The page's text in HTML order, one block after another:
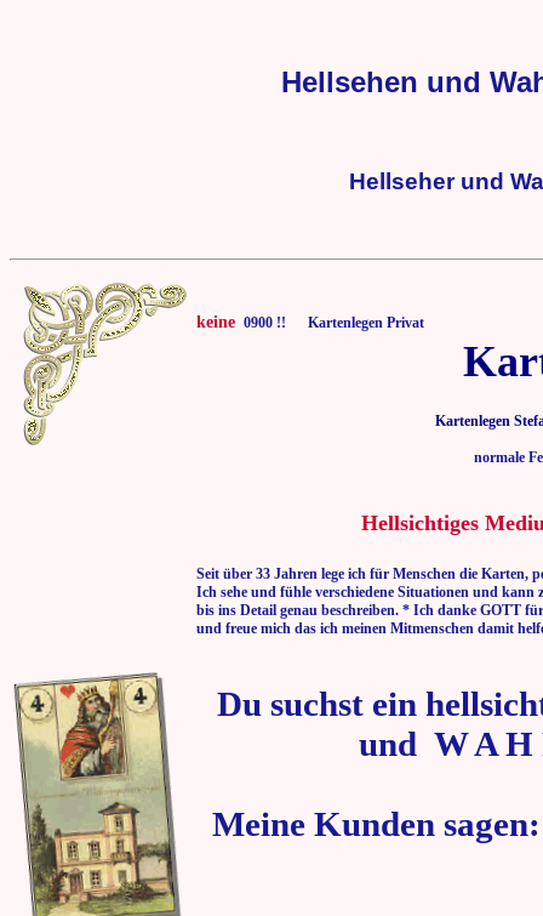
Hellsehen und
Hellseher und
keine 0900 !! Kartenlegen Privat
Kartenlegen
normale
Hellsichtiges
Seit über 33 Jahren lege ich für Menschen die Karten,
Ich sehe und fühle verschiedene Situationen und kann
bis ins Detail genau beschreiben. * Ich danke GOTT
und freue mich das ich meinen Mitmenschen damit
Du suchst ein
und W A H
Meine Kunden